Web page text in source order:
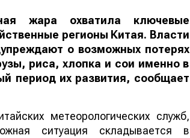
жара охватила ключевые
регионы Китая. Власти
о возможных потерях
риса, хлопка и сои именно в
период их развития, сообщает
метеорологических служб,
ситуация складывается в